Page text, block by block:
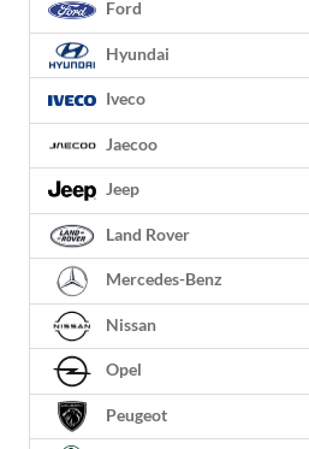
Ford
Hyundai
Iveco
Jaecoo
Jeep
Land Rover
Mercedes-Benz
Nissan
Opel
Peugeot